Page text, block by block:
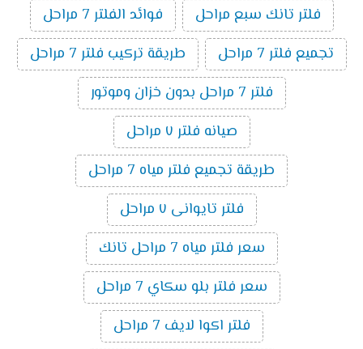
فلتر تانك سبع مراحل
فوائد الفلتر 7 مراحل
تجميع فلتر 7 مراحل
طريقة تركيب فلتر 7 مراحل
فلتر 7 مراحل بدون خزان وموتور
صيانه فلتر ٧ مراحل
طريقة تجميع فلتر مياه 7 مراحل
فلتر تايوانى ٧ مراحل
سعر فلتر مياه 7 مراحل تانك
سعر فلتر بلو سكاي 7 مراحل
فلتر اكوا لايف 7 مراحل